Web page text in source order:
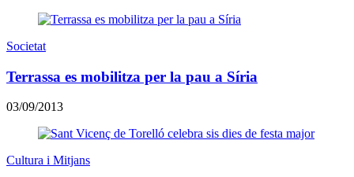
Societat
Terrassa es mobilitza per la pau a Síria
03/09/2013
Cultura i Mitjans